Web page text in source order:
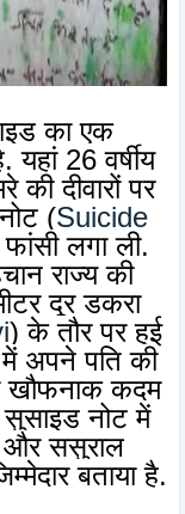
का एक
26 वर्षीय
दीवारों पर
(Suicide
लगा ली.
राज्य की
दूर डकरा
) के तौर पर हुई
अपने पति की
खौफनाक कदम
नोट में
और ससुराल
बताया है.